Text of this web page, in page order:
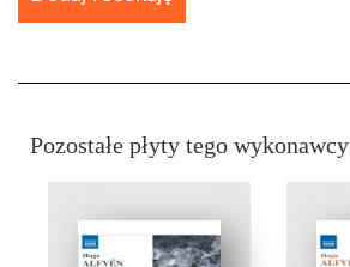
Pozostałe płyty tego wykonawcy